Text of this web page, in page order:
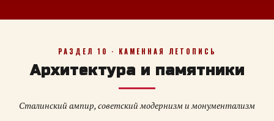
РАЗДЕЛ 10 · КАМЕННАЯ ЛЕТОПИСЬ
Архитектура и памятники
Сталинский ампир, советский модернизм и монументализм